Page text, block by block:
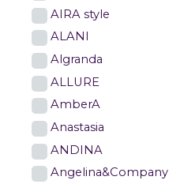
AIRA style
ALANI
Algranda
ALLURE
AmberA
Anastasia
ANDINA
Angelina&Company